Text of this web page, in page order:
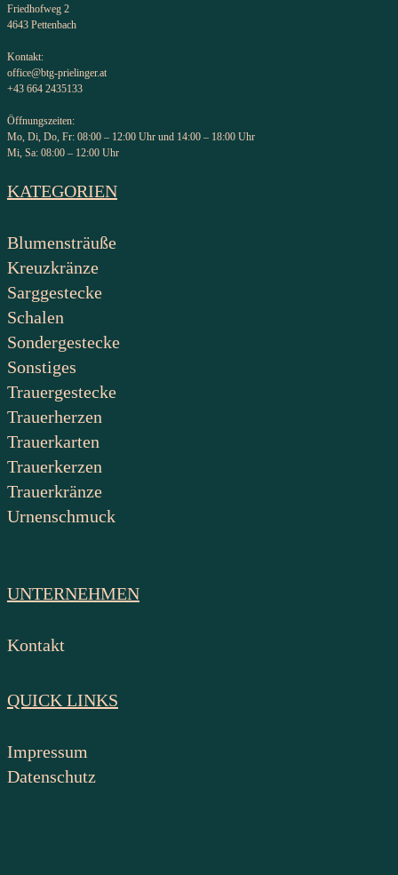
Friedhofweg 2
4643 Pettenbach
Kontakt:
office@btg-prielinger.at
+43 664 2435133
Öffnungszeiten:
Mo, Di, Do, Fr: 08:00 – 12:00 Uhr und 14:00 – 18:00 Uhr
Mi, Sa: 08:00 – 12:00 Uhr
KATEGORIEN
Blumensträuße
Kreuzkränze
Sarggestecke
Schalen
Sondergestecke
Sonstiges
Trauergestecke
Trauerherzen
Trauerkarten
Trauerkerzen
Trauerkränze
Urnenschmuck
UNTERNEHMEN
Kontakt
QUICK LINKS
Impressum
Datenschutz